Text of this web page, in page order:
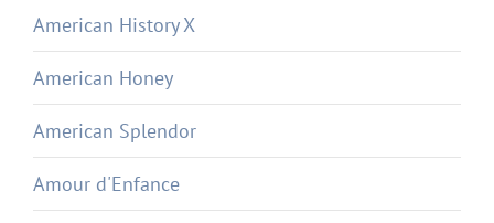
American History X
American Honey
American Splendor
Amour d'Enfance